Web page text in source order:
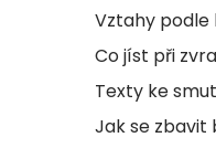
Vztahy podle
Co jíst při
Texty ke
Jak se zbavit